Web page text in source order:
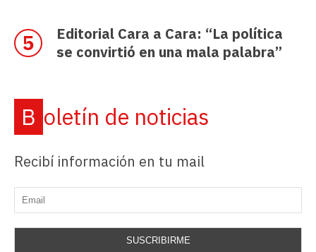
Editorial Cara a Cara: “La política
se convirtió en una mala palabra”
Boletín de noticias
Recibí información en tu mail
SUSCRIBIRME